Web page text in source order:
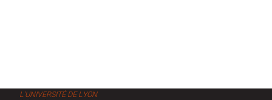
L'UNIVERSITÉ DE LYON